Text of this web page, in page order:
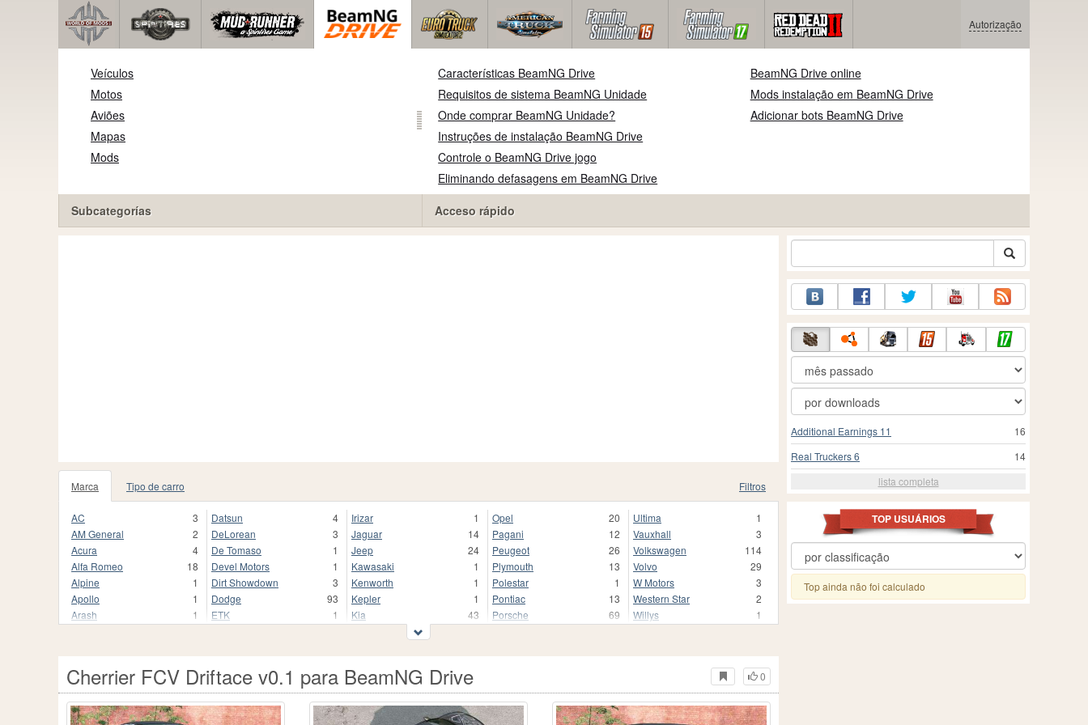
Autorização
Veículos
Motos
Aviões
Mapas
Mods
Subcategorías
Características BeamNG Drive
Requisitos de sistema BeamNG Unidade
Onde comprar BeamNG Unidade?
Instruções de instalação BeamNG Drive
Controle o BeamNG Drive jogo
Eliminando defasagens em BeamNG Drive
BeamNG Drive online
Mods instalação em BeamNG Drive
Adicionar bots BeamNG Drive
Acceso rápido
Marca Tipo de carro Filtros
AC
3
AM General
2
Acura
4
Alfa Romeo
18
Alpine
1
Apollo
1
Arash
1
Aurus
3
Autozam
1
BAC
2
Datsun
4
DeLorean
3
De Tomaso
1
Devel Motors
1
Dirt Showdown
3
Dodge
93
ETK
1
Fisker
2
FlatOut
5
Fleetwood
1
Irizar
1
Jaguar
14
Jeep
24
Kawasaki
1
Kenworth
1
Kepler
1
Kia
43
Lancia
Land Rover
26
Lexus
40
Opel
20
Pagani
12
Peugeot
26
Plymouth
13
Polestar
1
Pontiac
13
Porsche
69
Rolls-Royce
13
Rover
1
Ultima
1
Vauxhall
3
Volkswagen
114
Volvo
29
W Motors
3
Western Star
2
Willys
1
2
Outro
55
АЗЛК
1
0
Cherrier FCV Driftace v0.1 para BeamNG Drive
16
Additional Earnings 11
14
Real Truckers 6
lista completa
TOP USUÁRIOS
Top ainda não foi calculado